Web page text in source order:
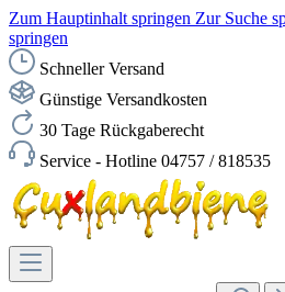
Zum Hauptinhalt springen Zur Suche
springen
Schneller Versand
Günstige Versandkosten
30 Tage Rückgaberecht
Service - Hotline 04757 / 818535